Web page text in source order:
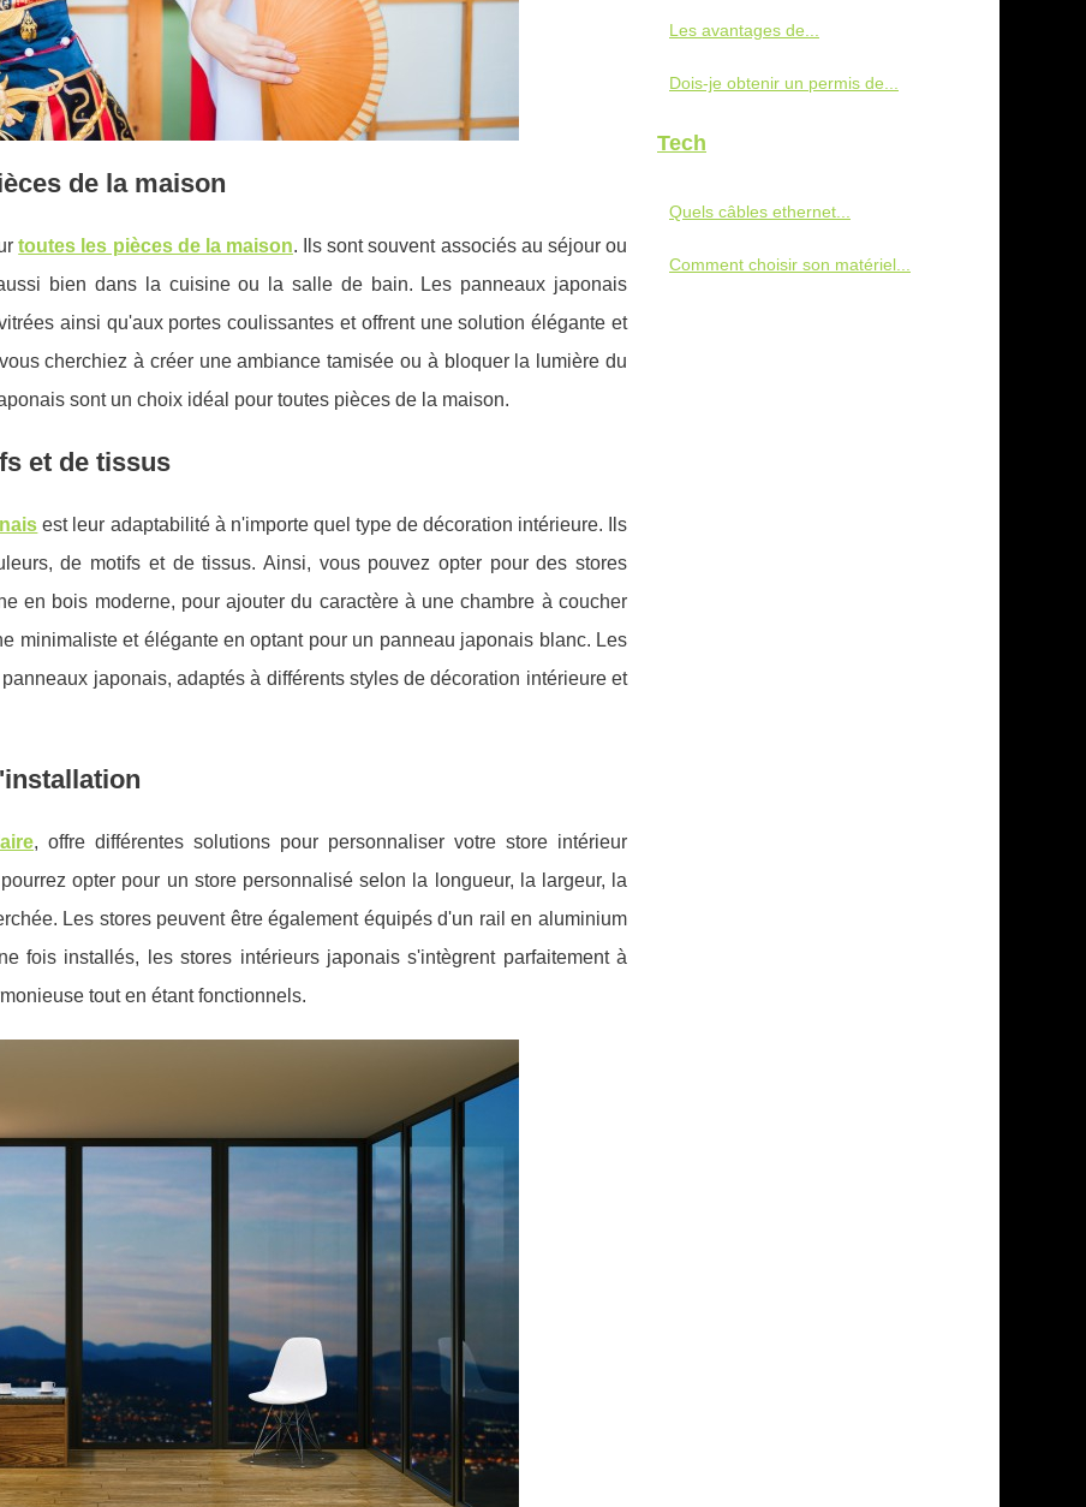
de la maison
toutes les pièces de la maison. Ils sont souvent associés au séjour ou
bien dans la cuisine ou la salle de bain. Les panneaux japonais
ainsi qu'aux portes coulissantes et offrent une solution élégante et
cherchiez à créer une ambiance tamisée ou à bloquer la lumière du
sont un choix idéal pour toutes pièces de la maison.
et de tissus
est leur adaptabilité à n'importe quel type de décoration intérieure. Ils
de motifs et de tissus. Ainsi, vous pouvez opter pour des stores
en bois moderne, pour ajouter du caractère à une chambre à coucher
minimaliste et élégante en optant pour un panneau japonais blanc. Les
japonais, adaptés à différents styles de décoration intérieure et
, offre différentes solutions pour personnaliser votre store intérieur
opter pour un store personnalisé selon la longueur, la largeur, la
Les stores peuvent être également équipés d'un rail en aluminium
fois installés, les stores intérieurs japonais s'intègrent parfaitement à
tout en étant fonctionnels.
Les avantages de...
Dois-je obtenir un permis de...
Tech
Quels câbles ethernet...
Comment choisir son matériel...